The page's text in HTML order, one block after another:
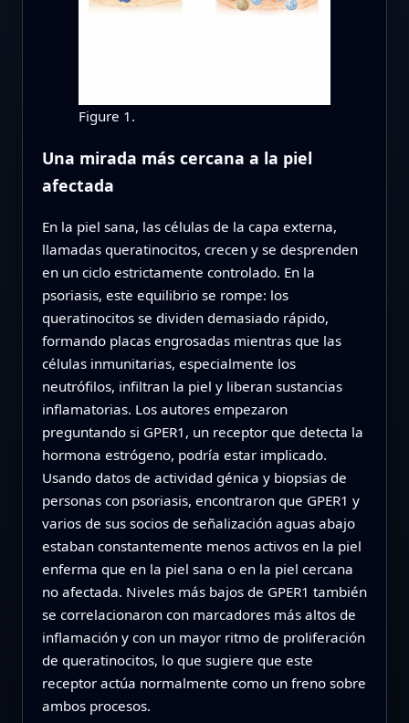
Figure 1.
Una mirada más cercana a la piel
afectada
En la piel sana, las células de la capa externa,
llamadas queratinocitos, crecen y se desprenden
en un ciclo estrictamente controlado. En la
psoriasis, este equilibrio se rompe: los
queratinocitos se dividen demasiado rápido,
formando placas engrosadas mientras que las
células inmunitarias, especialmente los
neutrófilos, infiltran la piel y liberan sustancias
inflamatorias. Los autores empezaron
preguntando si GPER1, un receptor que detecta la
hormona estrógeno, podría estar implicado.
Usando datos de actividad génica y biopsias de
personas con psoriasis, encontraron que GPER1 y
varios de sus socios de señalización aguas abajo
estaban constantemente menos activos en la piel
enferma que en la piel sana o en la piel cercana
no afectada. Niveles más bajos de GPER1 también
se correlacionaron con marcadores más altos de
inflamación y con un mayor ritmo de proliferación
de queratinocitos, lo que sugiere que este
receptor actúa normalmente como un freno sobre
ambos procesos.